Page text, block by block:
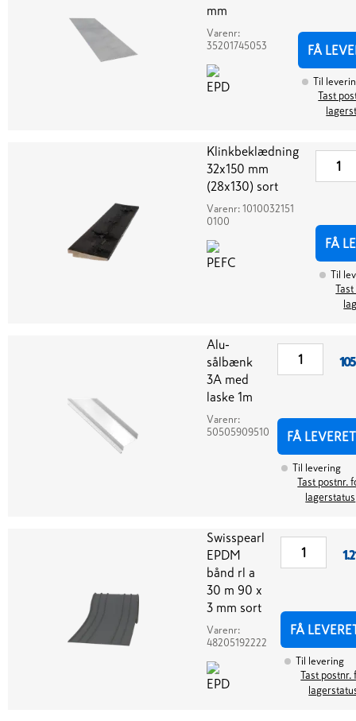
mm
Varenr:
35201745053
FÅ
Til
Tast
Klinkbeklædning
32x150 mm
(28x130) sort
Varenr: 1010032151
0100
FÅ
Til
Alu-
sålbænk
3A med
laske 1m
Varenr:
50505909510
FÅ LEVERET
Til levering
Tast postnr.
lagerstatus
Swisspearl
EPDM
bånd rl a
30 m 90 x
3 mm sort
Varenr:
48205192222
FÅ
Til levering
Tast postnr.